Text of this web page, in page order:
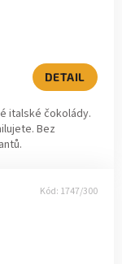
DETAIL
italské čokolády.
Bez
Kód: 1747/300